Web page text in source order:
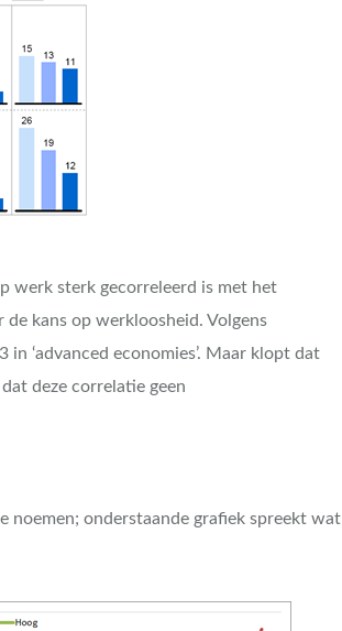
werk sterk gecorreleerd is met het
kans op werkloosheid. Volgens
‘advanced economies’. Maar klopt dat
deze correlatie geen
noemen; onderstaande grafiek spreekt wat